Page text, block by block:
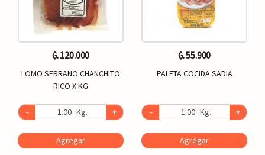
₲. 120.000
LOMO SERRANO CHANCHITO
RICO X KG
- Kg. +
Agregar
₲. 55.900
PALETA COCIDA SADIA
- Kg. +
Agregar